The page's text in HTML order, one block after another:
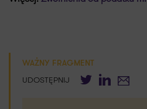
WAŻNY FRAGMENT
UDOSTĘPNIJ TwitterLinkedIn
E-mail